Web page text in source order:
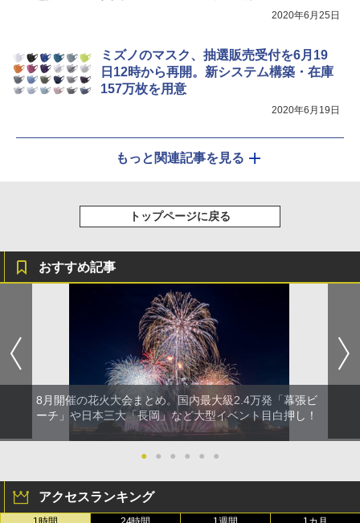
2020年6月25日
ミズノのマスク、抽選販売受付を6月19
日12時から再開。新システム構築・在庫
157万枚を用意
2020年6月19日
もっと関連記事を見る
トップページに戻る
おすすめ記事
8月開催の花火大会まとめ。国内最大級2.4万発「幕張ビ
ーチ」や日本三大「長岡」など大型イベント目白押し！
● ● ● ● ● ●
アクセスランキング